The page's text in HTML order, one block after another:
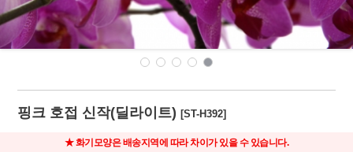
핑크 호접 신작(딜라이트)[ST-H392]
★ 화기모양은 배송지역에 따라 차이가 있을 수 있습니다.